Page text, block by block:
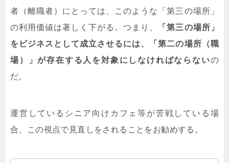
者（離職者）にとっては、このような「第三の場所」
の利用価値は著しく下がる。つまり、
「第三の場所」
をビジネスとして成立させるには、「第二の場所（職
場）」が存在する人を対象にしなければならないの
だ。
運営しているシニア向けカフェ等が苦戦している場
合、この視点で見直しをされることをお勧めする。